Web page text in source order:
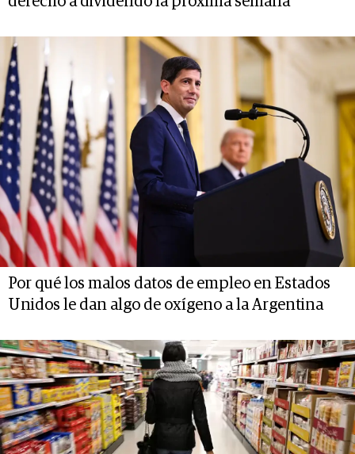
Por qué los malos datos de empleo en Estados
Unidos le dan algo de oxígeno a la Argentina